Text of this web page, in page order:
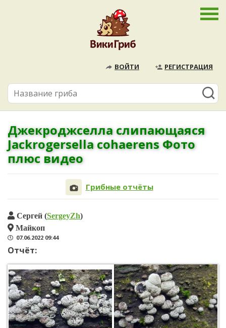
ВОЙТИ РЕГИСТРАЦИЯ
Джекроджселла слипающаяся
Jackrogersella cohaerens Фото
плюс видео
Грибные отчёты
Сергей (SergeyZh)
Майкоп
07.06.2022 09:44
Отчёт: